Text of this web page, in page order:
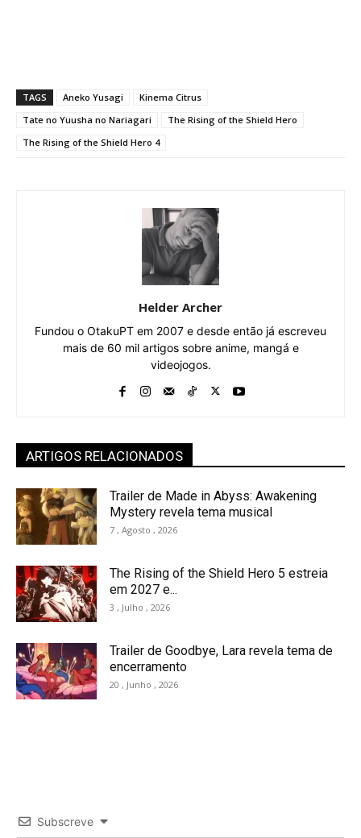
TAGS Aneko Yusagi
Kinema Citrus
Tate no Yuusha no Nariagari
The Rising of the Shield Hero
The Rising of the Shield Hero 4
Helder Archer
Fundou o OtakuPT em 2007 e desde então já escreveu
mais de 60 mil artigos sobre anime, mangá e
videojogos.
ARTIGOS RELACIONADOS
Trailer de Made in Abyss: Awakening
Mystery revela tema musical
7 , Agosto , 2026
The Rising of the Shield Hero 5 estreia
em 2027 e...
3 , Julho , 2026
Trailer de Goodbye, Lara revela tema de
encerramento
20 , Junho , 2026
Subscreve